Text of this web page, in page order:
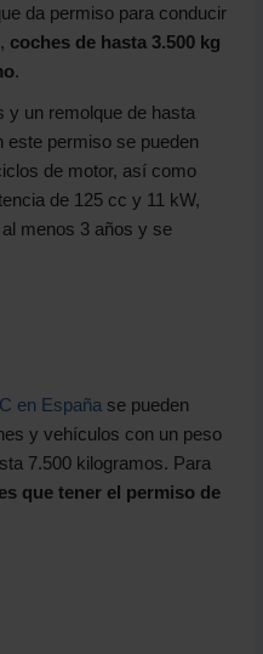
da permiso para conducir
coches de hasta 3.500 kg
.
y un remolque de hasta
este permiso se pueden
de motor, así como
de 125 cc y 11 kW,
menos 3 años y se
en Españase pueden
y vehículos con un peso
7.500 kilogramos. Para
que tener el permiso de